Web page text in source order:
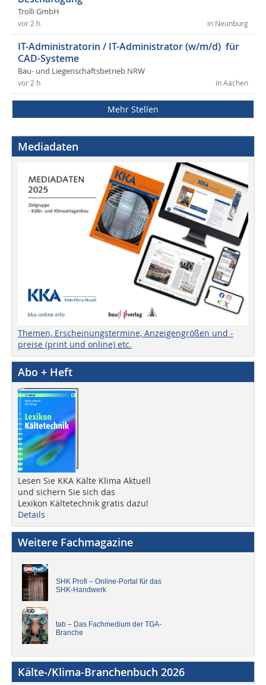
Trolli GmbH
in Neunburg
vor 2 h
IT-Administratorin / IT-Administrator (w/m/d) für
CAD-Systeme
Bau- und Liegenschaftsbetrieb NRW
in Aachen
vor 2 h
Mehr Stellen
Mediadaten
Themen, Erscheinungstermine, Anzeigengrößen und -
preise (print und online) etc.
Abo + Heft
Lesen Sie KKA Kälte Klima Aktuell
und sichern Sie sich das
Lexikon Kältetechnik gratis dazu!
Details
Weitere Fachmagazine
SHK Profi – Online-Portal für das
SHK-Handwerk
tab – Das Fachmedium der TGA-
Branche
Kälte-/Klima-Branchenbuch 2026